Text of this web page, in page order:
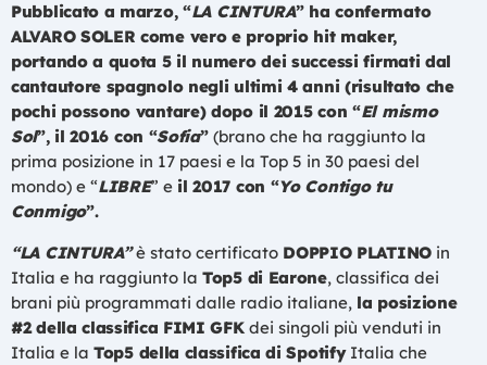
Pubblicato a marzo, “LA CINTURA” ha confermato
ALVARO SOLER come vero e proprio hit maker,
portando a quota 5 il numero dei successi firmati dal
cantautore spagnolo negli ultimi 4 anni (risultato che
pochi possono vantare) dopo il 2015 con “El mismo
Sol”, il 2016 con “Sofia”(brano che ha raggiunto la
prima posizione in 17 paesi e la Top 5 in 30 paesi del
mondo) e “LIBRE” eil 2017 con “Yo Contigo tu
Conmigo”.
“LA CINTURA”è stato certificato DOPPIO PLATINOin
Italia e ha raggiunto la Top5 di Earone, classifica dei
brani più programmati dalle radio italiane, la posizione
#2 della classifica FIMI GFKdei singoli più venduti in
Italia e la Top5 della classifica di SpotifyItalia che